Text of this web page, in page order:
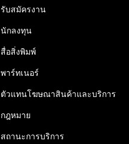
รับสมัครงาน
นักลงทุน
สื่อสิ่งพิมพ์
พาร์ทเนอร์
ตัวแทนโฆษณาสินค้าและบริการ
กฎหมาย
สถานะการบริการ